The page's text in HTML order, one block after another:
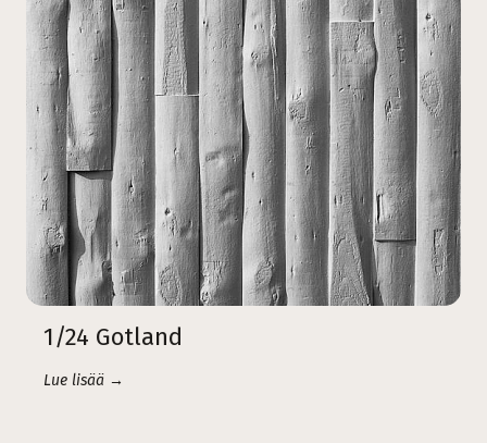
1/24 Gotland
Lue lisää →